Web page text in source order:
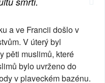
a ve Francii došlo v
V úterý byl
pěti muslimů, které
bylo uvrženo do
v plaveckém bazénu.